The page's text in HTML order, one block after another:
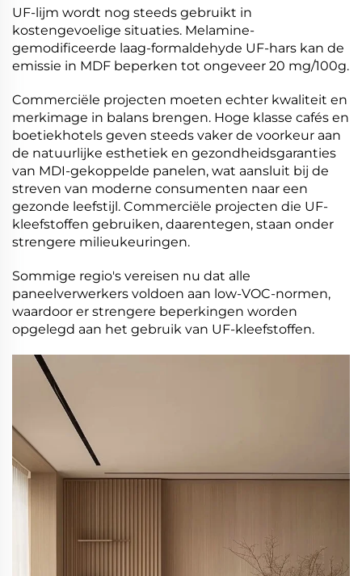
UF-lijm wordt nog steeds gebruikt in
kostengevoelige situaties. Melamine-
gemodificeerde laag-formaldehyde UF-hars kan de
emissie in MDF beperken tot ongeveer 20 mg/100g.
Commerciële projecten moeten echter kwaliteit en
merkimage in balans brengen. Hoge klasse cafés en
boetiekhotels geven steeds vaker de voorkeur aan
de natuurlijke esthetiek en gezondheidsgaranties
van MDI-gekoppelde panelen, wat aansluit bij de
streven van moderne consumenten naar een
gezonde leefstijl. Commerciële projecten die UF-
kleefstoffen gebruiken, daarentegen, staan onder
strengere milieukeuringen.
Sommige regio's vereisen nu dat alle
paneelverwerkers voldoen aan low-VOC-normen,
waardoor er strengere beperkingen worden
opgelegd aan het gebruik van UF-kleefstoffen.